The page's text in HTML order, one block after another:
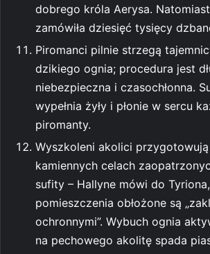
dobrego króla Aerysa.
zamówiła dziesięć tysięcy
Piromanci pilnie strzegą
dzikiego ognia; procedura jest
niebezpieczna i czasochłonna.
wypełnia żyły i płonie w sercu
piromanty.
Wyszkoleni akolici
kamiennych celach
sufity – Hallyne mówi do
pomieszczenia obłożone są
ochronnymi”. Wybuch ognia
na pechowego akolitę spada